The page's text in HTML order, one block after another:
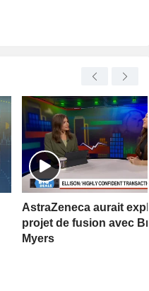
AstraZeneca aurait
projet de fusion avec
Myers